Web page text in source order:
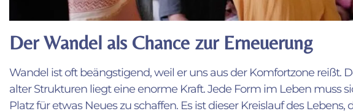
Der Wandel als Chance zur Erneuerung
Wandel ist oft beängstigend, weil er uns aus der Komfortzone reißt.
alter Strukturen liegt eine enorme Kraft. Jede Form im Leben muss
Platz für etwas Neues zu schaffen. Es ist dieser Kreislauf des